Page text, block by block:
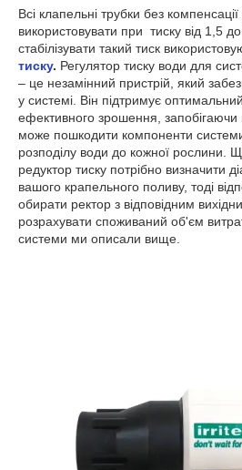
Всі клапельні трубки без
використовувати при тиску від 1,5
стабілізувати такий тиск
тиску. Регулятор тиску води для
– це незамінний пристрій, який
у системі. Він підтримує
ефективного зрошення,
може пошкодити компоненти
розподілу води до кожної рослини.
редуктор тиску потрібно визначити
вашого крапельного поливу, тоді
обирати ректор з відповідним
розрахувати споживаний об'єм
системи ми описали вище.